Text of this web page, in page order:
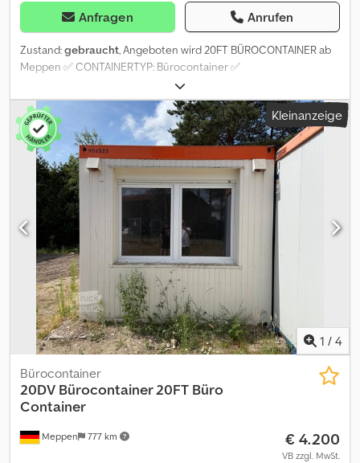
Anfragen Anrufen
Zustand:gebraucht, Angeboten wird 20FT BÜROCONTAINER ab
Meppen ✅ CONTAINERTYP: Bürocontainer ✅
AUSLIEFERUNGSZUSTAND: gebraucht, dicht 1 Stk. Toilette 1 Stk.
Handwaschbecken 1 Stk. Küchenzeile Laminat kann verlegt
werden (siehe Bilder). Container wird im gebrauchten Zustand
verkauft und kann Mängel, Verunreinigungen, Farbunterschiede,
Rost etc. aufweisen. Dcodpfszq Dp Ijx Aikjk ✅ ABMESSUNGEN
LxBxH: 6058x 2438x 2800, lichte Höhe 2500mm. ✅ TRANSPORT:
Sie können uns Ihre PLZ mitteilen, damit wir Ihnen ein
kostenloses und unverbindliches Angebot über Container inkl.
Lieferung und falls notwendig auch Abladen vom LKW erstellen.
✅VIELFALT: Ausserdem finden Sie bei uns Seecontainer aller
gängigen Größen (20DV, 40DV, 20HC, 40HC...) und für jeden
Bedarf. Ob als Lager, Bauprojekte, logistische Lösungen oder
Seetransport. Wir freuen uns auf Ihre Kontaktaufnahme!
NAUTEXA GmbH
Kleinanzeige
1 / 4
Meppen 777 km
Bürocontainer
20DV Bürocontainer 20FT Büro
Container
€ 4.200
VB zzgl. MwSt.